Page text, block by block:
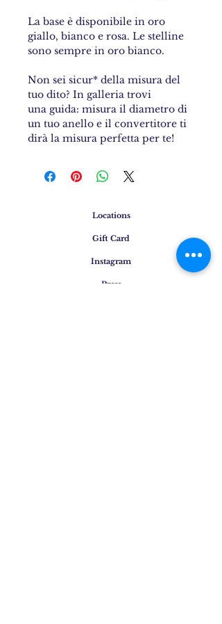
La base è disponibile in oro
giallo, bianco e rosa. Le stelline
sono sempre in oro bianco.
Non sei sicur* della misura del
tuo dito? In galleria trovi
una guida: misura il diametro di
un tuo anello e il convertitore ti
dirà la misura perfetta per te!
Locations
Gift Card
Instagram
Press